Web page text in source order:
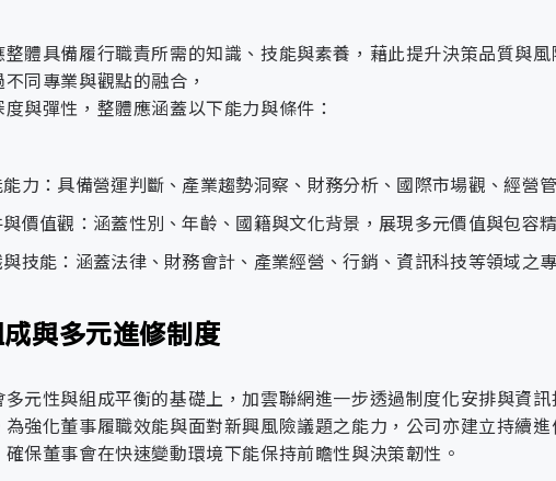
體具備履行職責所需的知識、技能與素養，藉此提升決策品質與
同專業與觀點的融合，
與彈性，整體應涵蓋以下能力與條件：
力：具備營運判斷、產業趨勢洞察、財務分析、國際市場觀、經營
價值觀：涵蓋性別、年齡、國籍與文化背景，展現多元價值與包容
技能：涵蓋法律、財務會計、產業經營、行銷、資訊科技等領域之
與多元進修制度
元性與組成平衡的基礎上，加雲聯網進一步透過制度化安排與資
為強化董事履職效能與面對新興風險議題之能力，公司亦建立持續
保董事會在快速變動環境下能保持前瞻性與決策韌性。
諾
● 推動董事會組成多元化，促進性別平等與多元觀點參與
● 辦理董事會永續治理相關教育訓練，深化誠信經營與
● 將ESG目標與績效納入董事會監督與高階主管考核體系
● 配合公司未來上市櫃目標，完善法遵體系與資訊揭露
短期目標（2025–2027年）：
1. 無重大違反經濟、環境及社會相關法規紀錄。
3. 建立並執行《董事會績效評估辦法》，涵蓋整體運作與
4. 定期辦理誠信經營與反貪腐教育訓練。
6. 提高利害關係人對治理資訊揭露的可近性與即時性，強
中長期目標（2028年以後）：
訓練
道
由各處最高主管擔任成員，依據職掌範疇評估潛在風險的
落實執行，必要時建立危機應變機制以降低損害。
隸屬董事會之獨立單位，依據風險管理政策訂定年度稽核
權責說明
為確保資訊安全管理制度有效執行，加雲聯網由最高階主
保營運持續、風險可控與制度持續改善。
代表
負責資訊安全管理制度之執行與協調，並向資通安全長報
效落實。其職責包含召集會議、監督執行進度、統籌風險
負責提供資通安全管理與技術領域之專業指導與諮詢，協
小組
負責執行資通安全管理委員會之決議事項，並統籌風險
事件可有效預防、偵測與處置。其職責涵蓋資通安全風
聲明擬定，並負責建立資安事件應變與復原機制，執行教
務
依據客戶回饋與市場趨勢，優化產品功能與服務流程，提
調查與回饋應用
調查流程